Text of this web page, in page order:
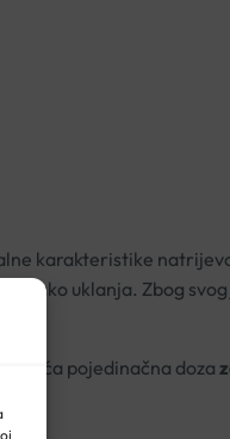
karakteristike
uklanja. Zbog
pojedinačna doza